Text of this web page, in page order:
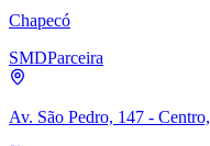
Chapecó
SMDParceira
Av. São Pedro, 147 -